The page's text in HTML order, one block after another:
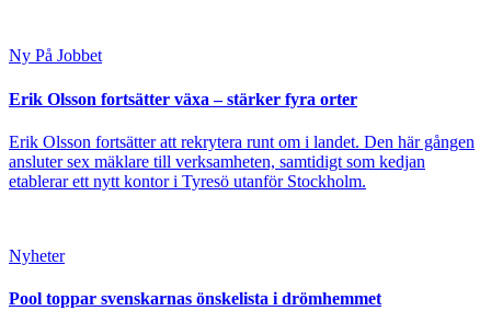
Ny På Jobbet
Erik Olsson fortsätter växa – stärker fyra orter
Erik Olsson fortsätter att rekrytera runt om i landet. Den här gången
ansluter sex mäklare till verksamheten, samtidigt som kedjan
etablerar ett nytt kontor i Tyresö utanför Stockholm.
Nyheter
Pool toppar svenskarnas önskelista i drömhemmet